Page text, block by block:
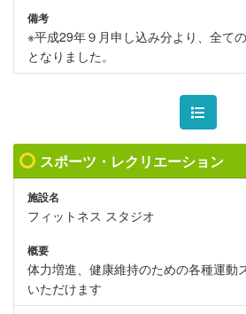
備考
※平成29年９月申し込み分より、全て
となりました。
スポーツ・レクリエーション
施設名
フィットネス スタジオ
概要
体力増進、健康維持のための各種運動
いただけます